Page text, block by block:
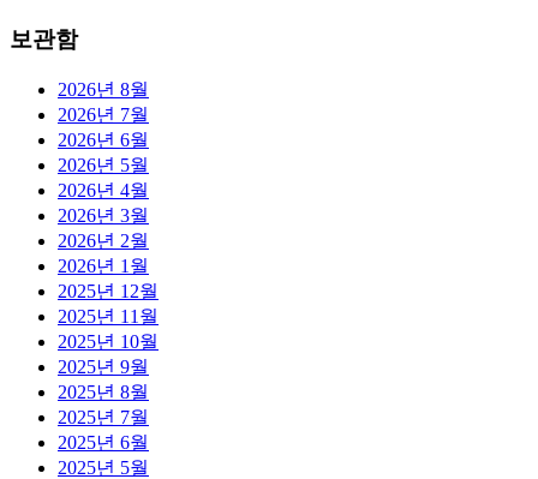
보관함
2026년 8월
2026년 7월
2026년 6월
2026년 5월
2026년 4월
2026년 3월
2026년 2월
2026년 1월
2025년 12월
2025년 11월
2025년 10월
2025년 9월
2025년 8월
2025년 7월
2025년 6월
2025년 5월